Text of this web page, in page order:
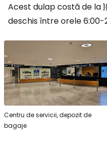
Acest dulap costă de la
deschis între orele 6:00-
Centru de servicii, depozit de
bagaje